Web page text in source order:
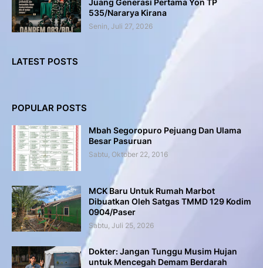
Juang Generasi Pertama Yon TP
535/Nararya Kirana
Senin, Juli 27, 2026
LATEST POSTS
POPULAR POSTS
Mbah Segoropuro Pejuang Dan Ulama
Besar Pasuruan
Sabtu, Oktober 22, 2016
MCK Baru Untuk Rumah Marbot
Dibuatkan Oleh Satgas TMMD 129 Kodim
0904/Paser
Sabtu, Juli 25, 2026
Dokter: Jangan Tunggu Musim Hujan
untuk Mencegah Demam Berdarah